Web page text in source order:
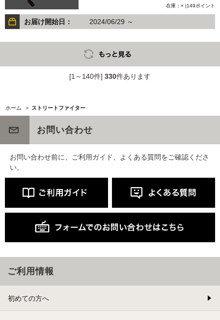
在庫：× |149ポイント
お届け開始日： 2024/06/29 ～
[1～140件] 330件あります
ホーム > ストリートファイター
お問い合わせ
お問い合わせ前に、ご利用ガイド、よくある質問をご確認くださ
い。
ご利用情報
初めての方へ